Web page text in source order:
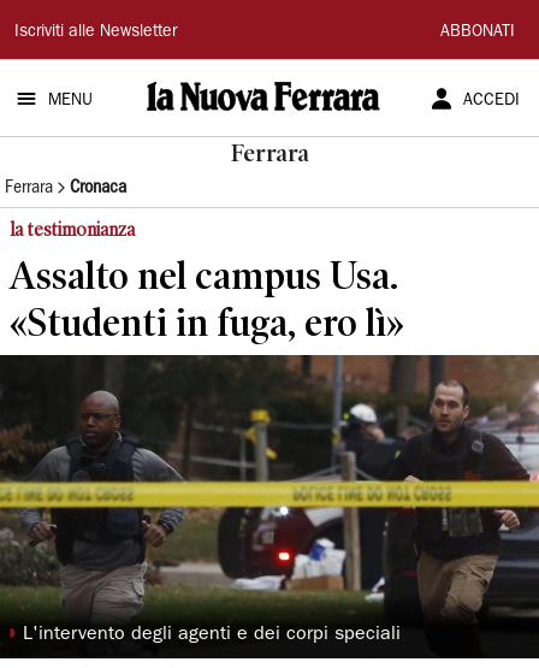
La
Nuova
Ferrara
Iscriviti alle Newsletter ABBONATI
MENU ACCEDI
Ferrara
Ferrara Cronaca
la testimonianza
Assalto nel campus Usa.
«Studenti in fuga, ero lì»
◗ L'intervento degli agenti e dei corpi speciali